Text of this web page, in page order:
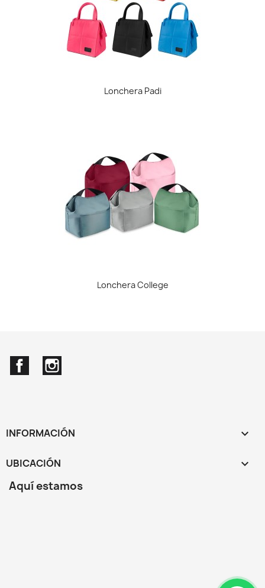
Lonchera Padi
Lonchera College
Facebook
INFORMACIÓN 
UBICACIÓN keyboard_arrow_down
Aquí estamos